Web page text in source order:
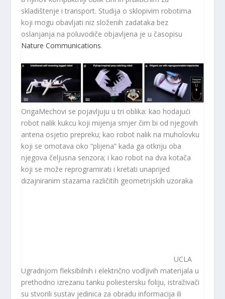
skladištenje i transport. Studija o sklopivim robotima
koji mogu obavljati niz složenih zadataka bez
oslanjanja na poluvodiče objavljena je u časopisu
Nature Communications.
OrigaMechovi se pojavljuju u tri oblika: kao hodajući
robot nalik kukcu koji mijenja smjer čim bi od njegovih
antena osjetio prepreku; kao robot nalik na muholovku
koji se omotava oko “plijena” kada ga otkriju oba
njegova čeljusna senzora; i kao robot na dva kotača
koji se može reprogramirati i kretati unaprijed
dizajniranim stazama različitih geometrijskih uzoraka
UCLA
Ugradnjom fleksibilnih i električno vodljivih materijala u
prethodno izrezanu tanku poliestersku foliju, istraživači
su stvorili sustav jedinica za obradu informacija ili